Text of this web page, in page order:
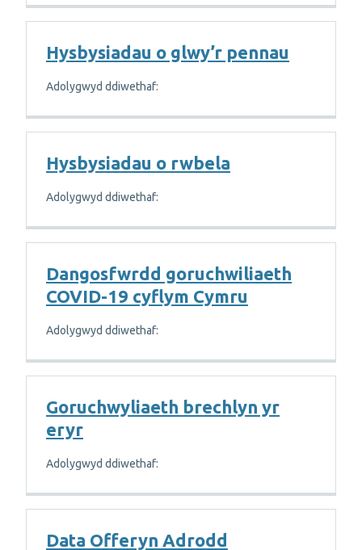
Hysbysiadau o glwy’r pennau
Adolygwyd ddiwethaf:
Hysbysiadau o rwbela
Adolygwyd ddiwethaf:
Dangosfwrdd goruchwiliaeth
COVID-19 cyflym Cymru
Adolygwyd ddiwethaf:
Goruchwyliaeth brechlyn yr
eryr
Adolygwyd ddiwethaf:
Data Offeryn Adrodd